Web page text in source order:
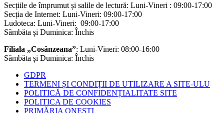
Secțiile de împrumut și salile de lectură: Luni-Vineri : 09:00-17:00
Secția de Internet: Luni-Vineri: 09:00-17:00
Ludoteca: Luni-Vineri: 09:00-17:00
Sâmbăta și Duminica: Închis
Filiala „Cosânzeana”: Luni-Vineri: 08:00-16:00
Sâmbăta și Duminica: Închis
GDPR
TERMENI ȘI CONDIȚII DE UTILIZARE A SITE-ULU
POLITICĂ DE CONFIDENȚIALITATE SITE
POLITICA DE COOKIES
PRIMĂRIA ONEȘTI